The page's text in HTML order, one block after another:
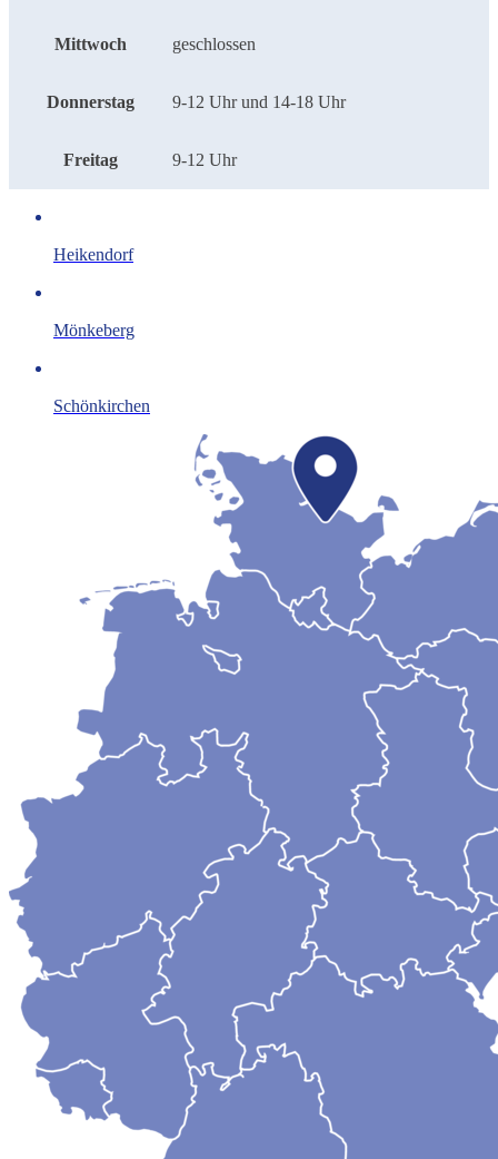
Mittwoch geschlossen
Donnerstag 9-12 Uhr und 14-18 Uhr
Freitag 9-12 Uhr
Heikendorf
Mönkeberg
Schönkirchen